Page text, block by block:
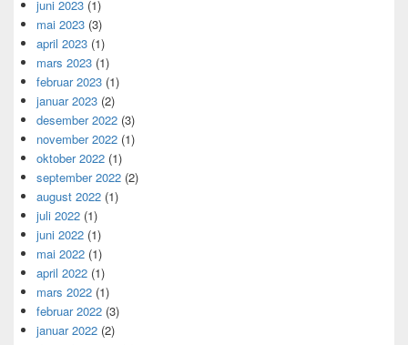
juni 2023 (1)
mai 2023 (3)
april 2023 (1)
mars 2023 (1)
februar 2023 (1)
januar 2023 (2)
desember 2022 (3)
november 2022 (1)
oktober 2022 (1)
september 2022 (2)
august 2022 (1)
juli 2022 (1)
juni 2022 (1)
mai 2022 (1)
april 2022 (1)
mars 2022 (1)
februar 2022 (3)
januar 2022 (2)